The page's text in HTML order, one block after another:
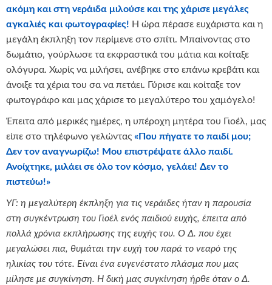
ακόμη και στη νεράιδα μιλούσε και της χάρισε μεγάλες
αγκαλιές και φωτογραφίες! Η ώρα πέρασε ευχάριστα και η
μεγάλη έκπληξη τον περίμενε στο σπίτι. Μπαίνοντας στο
δωμάτιο, γούρλωσε τα εκφραστικά του μάτια και κοίταξε
ολόγυρα. Χωρίς να μιλήσει, ανέβηκε στο επάνω κρεβάτι και
άνοιξε τα χέρια του σα να πετάει. Γύρισε και κοίταξε τον
φωτογράφο και μας χάρισε το μεγαλύτερο του χαμόγελο!
Έπειτα από μερικές ημέρες, η υπέροχη μητέρα του Γιοέλ, μας
είπε στο τηλέφωνο γελώντας «Που πήγατε το παιδί μου;
Δεν τον αναγνωρίζω! Μου επιστρέψατε άλλο παιδί.
Ανοίχτηκε, μιλάει σε όλο τον κόσμο, γελάει! Δεν το
πιστεύω!»
ΥΓ: η μεγαλύτερη έκπληξη για τις νεράιδες ήταν η παρουσία
στη συγκέντρωση του Γιοέλ ενός παιδιού ευχής, έπειτα από
πολλά χρόνια εκπλήρωσης της ευχής του. Ο Δ. που έχει
μεγαλώσει πια, θυμάται την ευχή του παρά το νεαρό της
ηλικίας του τότε. Είναι ένα ευγενέστατο πλάσμα που μας
μίλησε με συγκίνηση. Η δική μας συγκίνηση ήρθε όταν ο Δ.